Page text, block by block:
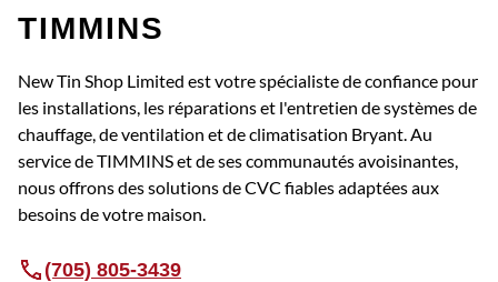
TIMMINS
New Tin Shop Limited est votre spécialiste de confiance pour
les installations, les réparations et l'entretien de systèmes de
chauffage, de ventilation et de climatisation Bryant. Au
service de TIMMINS et de ses communautés avoisinantes,
nous offrons des solutions de CVC fiables adaptées aux
besoins de votre maison.
(705) 805-3439